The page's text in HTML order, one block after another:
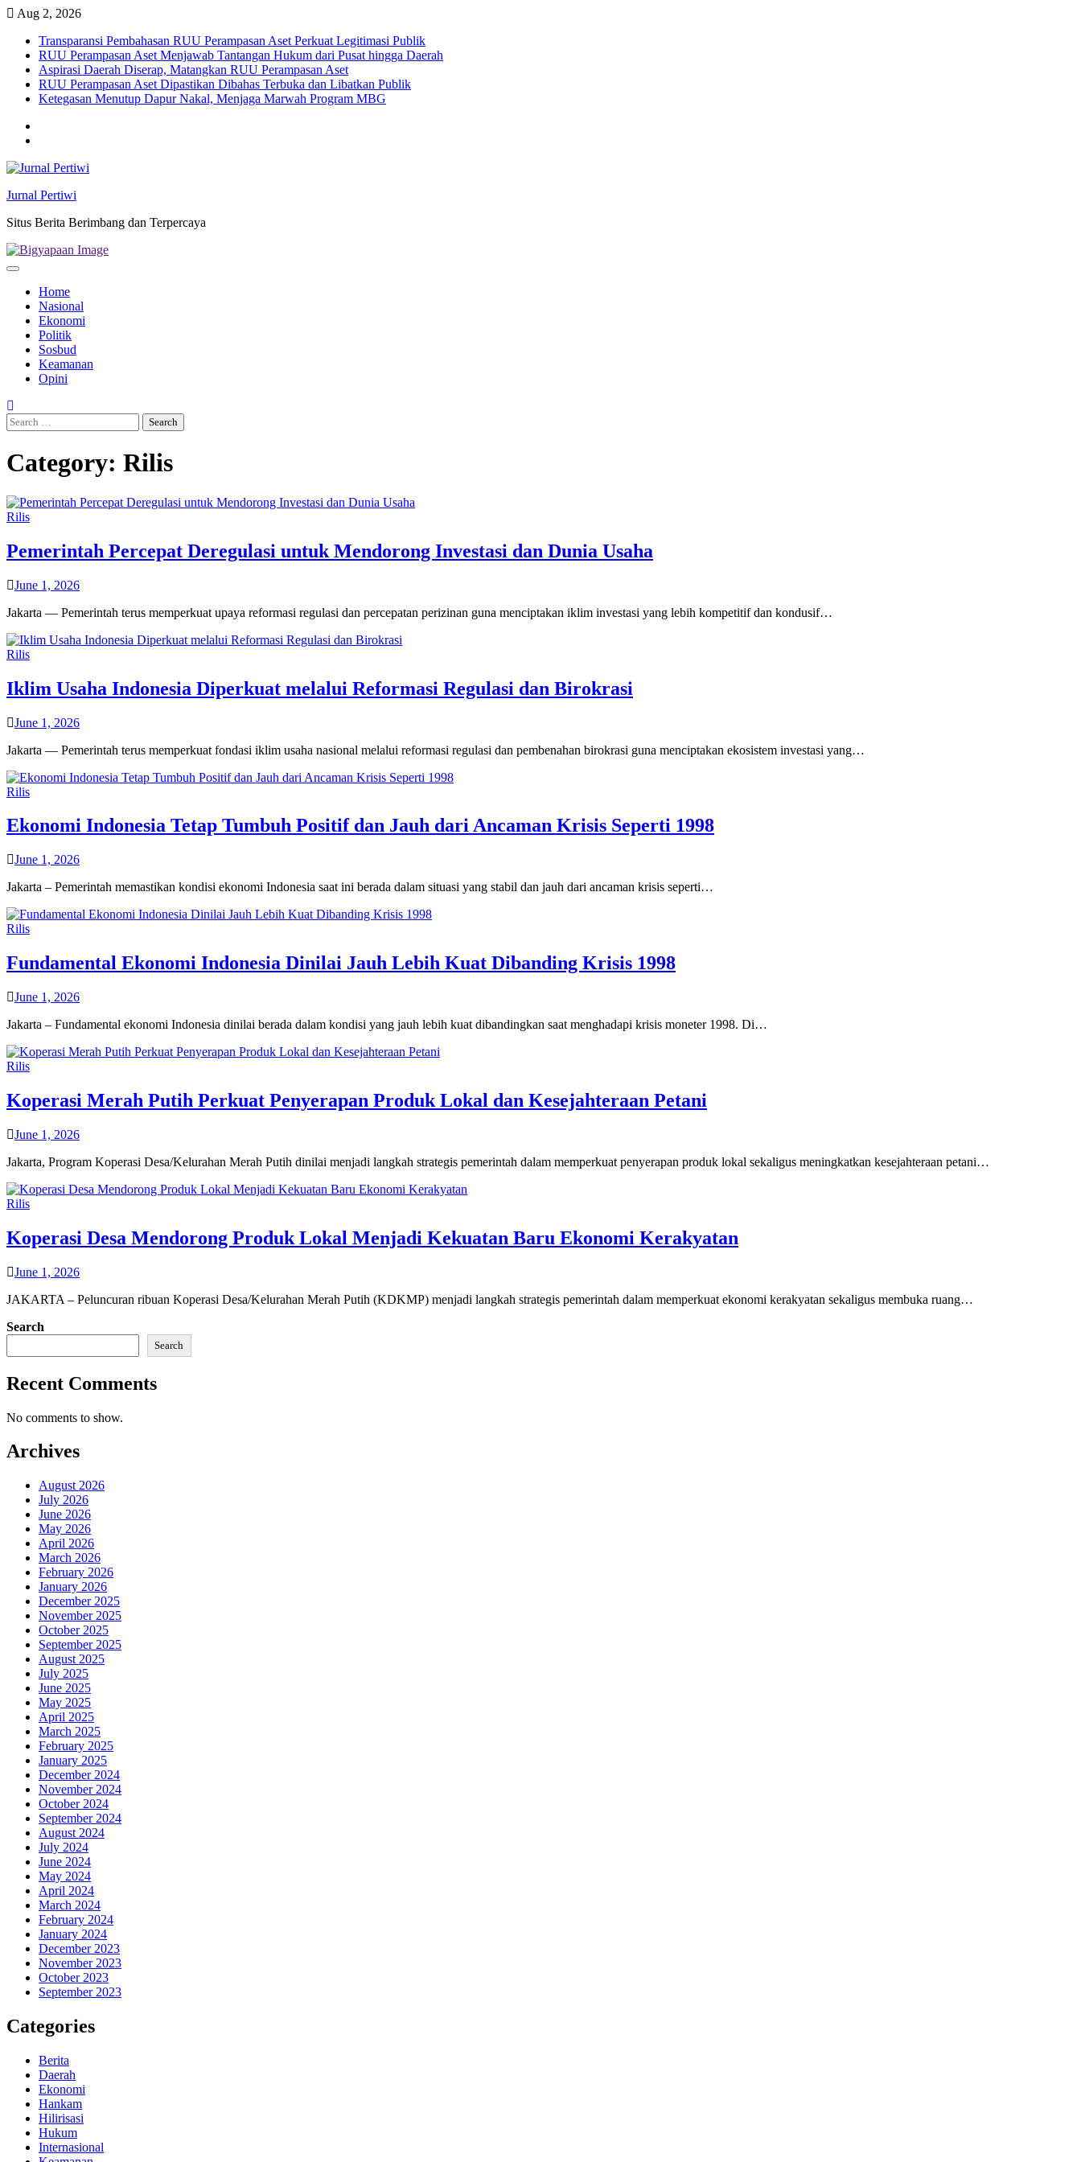
Skip
content
Aug 2, 2026
Transparansi Pembahasan RUU Perampasan Aset Perkuat Legitimasi Publik
RUU Perampasan Aset Menjawab Tantangan Hukum dari Pusat hingga Daerah
Aspirasi Daerah Diserap, Matangkan RUU Perampasan Aset
RUU Perampasan Aset Dipastikan Dibahas Terbuka dan Libatkan Publik
Ketegasan Menutup Dapur Nakal, Menjaga Marwah Program MBG
Jurnal Pertiwi
Situs Berita Berimbang dan Terpercaya
Home
Nasional
Ekonomi
Politik
Sosbud
Keamanan
Opini
Search
for:
Category: Rilis
Rilis
Pemerintah Percepat Deregulasi untuk Mendorong Investasi dan Dunia Usaha
June 1, 2026
Jakarta — Pemerintah terus memperkuat upaya reformasi regulasi dan percepatan perizinan guna menciptakan iklim investasi yang lebih kompetitif dan kondusif…
Rilis
Iklim Usaha Indonesia Diperkuat melalui Reformasi Regulasi dan Birokrasi
June 1, 2026
Jakarta — Pemerintah terus memperkuat fondasi iklim usaha nasional melalui reformasi regulasi dan pembenahan birokrasi guna menciptakan ekosistem investasi yang…
Rilis
Ekonomi Indonesia Tetap Tumbuh Positif dan Jauh dari Ancaman Krisis Seperti 1998
June 1, 2026
Jakarta – Pemerintah memastikan kondisi ekonomi Indonesia saat ini berada dalam situasi yang stabil dan jauh dari ancaman krisis seperti…
Rilis
Fundamental Ekonomi Indonesia Dinilai Jauh Lebih Kuat Dibanding Krisis 1998
June 1, 2026
Jakarta – Fundamental ekonomi Indonesia dinilai berada dalam kondisi yang jauh lebih kuat dibandingkan saat menghadapi krisis moneter 1998. Di…
Rilis
Koperasi Merah Putih Perkuat Penyerapan Produk Lokal dan Kesejahteraan Petani
June 1, 2026
Jakarta, Program Koperasi Desa/Kelurahan Merah Putih dinilai menjadi langkah strategis pemerintah dalam memperkuat penyerapan produk lokal sekaligus meningkatkan kesejahteraan petani…
Rilis
Koperasi Desa Mendorong Produk Lokal Menjadi Kekuatan Baru Ekonomi Kerakyatan
June 1, 2026
JAKARTA – Peluncuran ribuan Koperasi Desa/Kelurahan Merah Putih (KDKMP) menjadi langkah strategis pemerintah dalam memperkuat ekonomi kerakyatan sekaligus membuka ruang…
Search
Search
Recent Comments
No comments to show.
Archives
August 2026
July 2026
June 2026
May 2026
April 2026
March 2026
February 2026
January 2026
December 2025
November 2025
October 2025
September 2025
August 2025
July 2025
June 2025
May 2025
April 2025
March 2025
February 2025
January 2025
December 2024
November 2024
October 2024
September 2024
August 2024
July 2024
June 2024
May 2024
April 2024
March 2024
February 2024
January 2024
December 2023
November 2023
October 2023
September 2023
Categories
Berita
Daerah
Ekonomi
Hankam
Hilirisasi
Hukum
Internasional